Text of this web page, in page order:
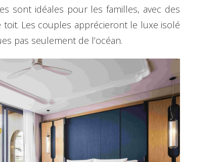
sont idéales pour les familles, avec des
Les couples apprécieront le luxe isolé
pas seulement de l’océan.